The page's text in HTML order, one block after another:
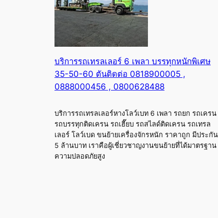
บริการรถเทรลเลอร์ 6 เพลา บรรทุกหนักพิเศษ
35-50-60 ตันติดต่อ 0818900005 ,
0888000456 , 0800628488
บริการรถเทรลเลอร์หางโลว์เบท 6 เพลา รถยก รถเครน
รถบรรทุกติดเครน รถเฮี๊ยบ รถสไลด์ติดเครน รถเทรล
เลอร์ โลว์เบด ขนย้ายเครื่องจักรหนัก ราคาถูก มีประกัน
5 ล้านบาท เราคือผู้เชี่ยวชาญงานขนย้ายที่ได้มาตรฐาน
ความปลอดภัยสูง